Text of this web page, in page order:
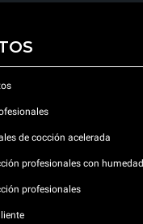
de cocción acelerada
profesionales con humedad
profesionales